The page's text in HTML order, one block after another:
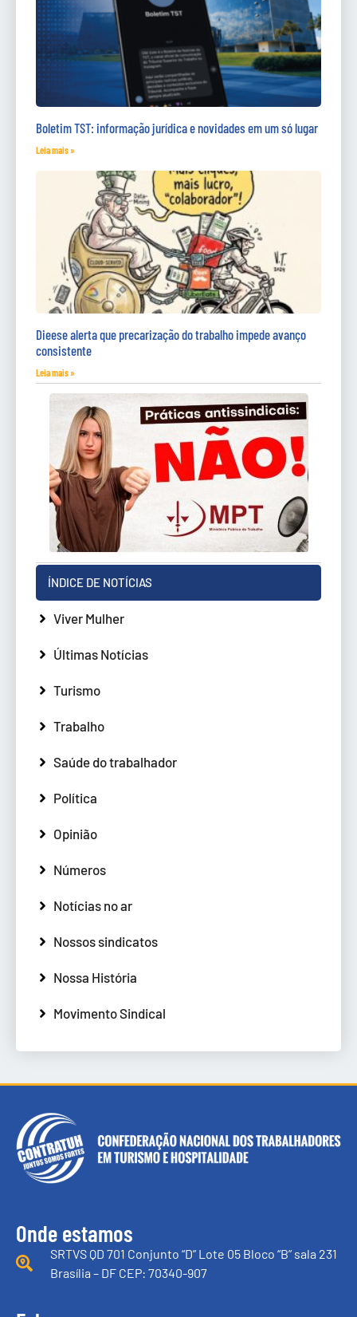
Boletim TST: informação jurídica e novidades em um só lugar
Leia mais »
Dieese alerta que precarização do trabalho impede avanço
consistente
Leia mais »
ÍNDICE DE NOTÍCIAS
Viver Mulher
Últimas Notícias
Turismo
Trabalho
Saúde do trabalhador
Política
Opinião
Números
Notícias no ar
Nossos sindicatos
Nossa História
Movimento Sindical
Onde estamos
SRTVS QD 701 Conjunto “D” Lote 05 Bloco “B” sala 231
Brasília – DF CEP: 70340-907